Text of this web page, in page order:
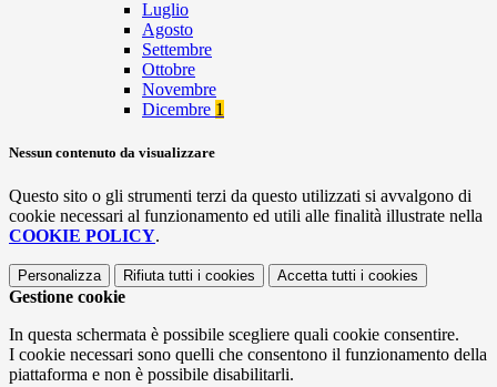
Luglio
Agosto
Settembre
Ottobre
Novembre
Dicembre 1
Nessun contenuto da visualizzare
Questo sito o gli strumenti terzi da questo utilizzati si avvalgono di
cookie necessari al funzionamento ed utili alle finalità illustrate nella
COOKIE POLICY.
Personalizza Rifiuta tutti i cookies Accetta tutti i cookies
Gestione cookie
In questa schermata è possibile scegliere quali cookie consentire.
I cookie necessari sono quelli che consentono il funzionamento della
piattaforma e non è possibile disabilitarli.